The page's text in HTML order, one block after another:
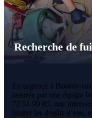
Recherche de
En urgence à Bouray-
assurée par une équipe
72 51 99 85, une
limiter les dégâts d’eau,